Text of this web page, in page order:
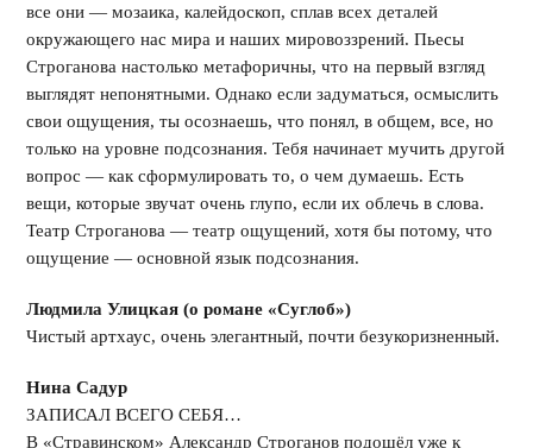
все они — мозаика, калейдоскоп, сплав всех деталей
окружающего нас мира и наших мировоззрений. Пьесы
Строганова настолько метафоричны, что на первый взгляд
выглядят непонятными. Однако если задуматься, осмыслить
свои ощущения, ты осознаешь, что понял, в общем, все, но
только на уровне подсознания. Тебя начинает мучить другой
вопрос — как сформулировать то, о чем думаешь. Есть
вещи, которые звучат очень глупо, если их облечь в слова.
Театр Строганова — театр ощущений, хотя бы потому, что
ощущение — основной язык подсознания.
Людмила Улицкая (о романе «Суглоб»)
Чистый артхаус, очень элегантный, почти безукоризненный.
Нина Садур
ЗАПИСАЛ ВСЕГО СЕБЯ…
В «Стравинском» Александр Строганов подошёл уже к